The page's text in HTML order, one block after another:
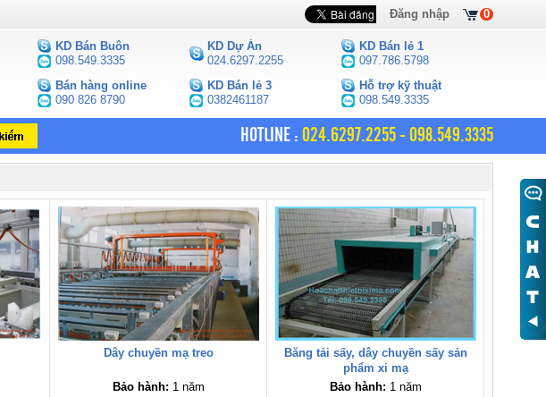
KD Bán Buôn
098.549.3335
KD Dự Án
024.6297.2255
KD Bán lẻ 1
097.786.5798
Bán hàng online
090 826 8790
KD Bán lẻ 3
0382461187
Hỗ trợ kỹ thuật
098.549.3335
HOTLINE : 024.6297.2255 - 098.549.3335
Dây chuyền mạ treo
Bảo hành: 1 năm
Băng tải sấy, dây chuyền sấy sản
phẩm xi mạ
Bảo hành: 1 năm
0
Đăng nhập